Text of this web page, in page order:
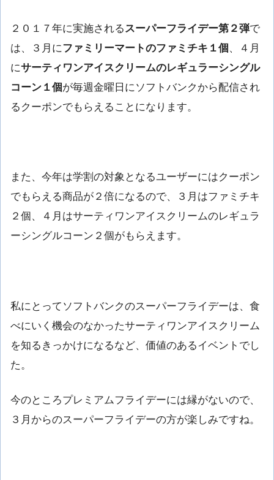
２０１７年に実施されるスーパーフライデー第２弾で
は、３月にファミリーマートのファミチキ１個 、４月
にサーティワンアイスクリームのレギュラーシングル
コーン１個が毎週金曜日にソフトバンクから配信され
るクーポンでもらえることになります。
また、今年は学割の対象となるユーザーにはクーポン
でもらえる商品が２倍になるので、３月はファミチキ
２個、４月はサーティワンアイスクリームのレギュラ
ーシングルコーン２個がもらえます。
私にとってソフトバンクのスーパーフライデーは、食
べにいく機会のなかったサーティワンアイスクリーム
を知るきっかけになるなど、価値のあるイベントでし
た。
今のところプレミアムフライデーには縁がないので、
３月からのスーパーフライデーの方が楽しみですね。